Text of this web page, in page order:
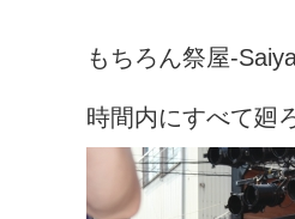
もちろん祭屋-
時間内にすべて廻